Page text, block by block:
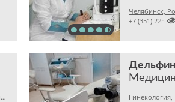
Челябинск,
+7 (351)
Медицинская лаборатория, Гинекология, Медицинский центр
Дельфин